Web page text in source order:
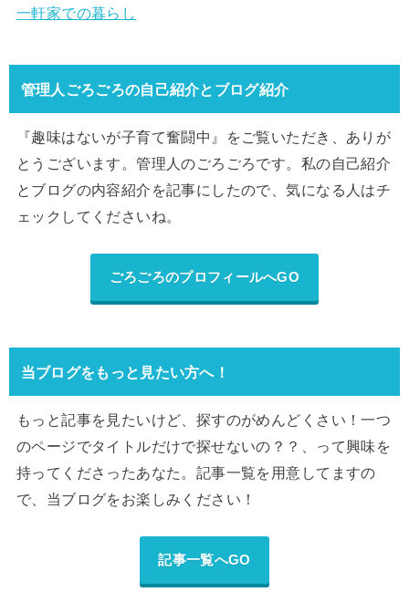
一軒家での暮らし
管理人ごろごろの自己紹介とブログ紹介
『趣味はないが子育て奮闘中』をご覧いただき、ありが
とうございます。管理人のごろごろです。私の自己紹介
とブログの内容紹介を記事にしたので、気になる人はチ
ェックしてくださいね。
ごろごろのプロフィールへGO
当ブログをもっと見たい方へ！
もっと記事を見たいけど、探すのがめんどくさい！一つ
のページでタイトルだけで探せないの？？、って興味を
持ってくださったあなた。記事一覧を用意してますの
で、当ブログをお楽しみください！
記事一覧へGO